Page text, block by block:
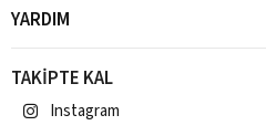
YARDIM
TAKİPTE KAL
Instagram